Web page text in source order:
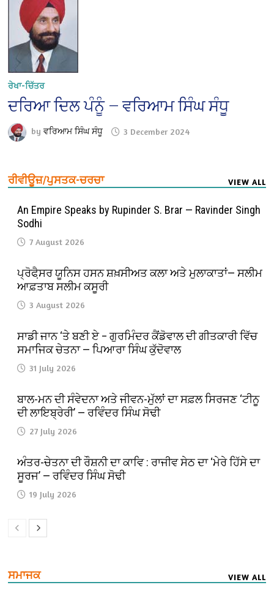
ਰੇਖਾ-ਚਿੱਤਰ
ਦਰਿਆ ਦਿਲ ਪੰਨੂੰ — ਵਰਿਆਮ ਸਿੰਘ ਸੰਧੂ
byਵਰਿਆਮ ਸਿੰਘ ਸੰਧੂ 3 December 2024
ਰੀਵੀਊਜ਼/ਪੁਸਤਕ-ਚਰਚਾ VIEW ALL
An Empire Speaks by Rupinder S. Brar — Ravinder Singh
Sodhi
7 August 2026
ਪ੍ਰੋਫੈ਼ਸਰ ਯੂਨਿਸ ਹਸਨ ਸ਼ਖ਼ਸੀਅਤ ਕਲਾ ਅਤੇ ਮੁਲਾਕਾਤਾਂ— ਸਲੀਮ
ਆਫ਼ਤਾਬ ਸਲੀਮ ਕਸੂਰੀ
3 August 2026
ਸਾਡੀ ਜਾਨ ‘ਤੇ ਬਣੀ ਏ – ਗੁਰਮਿੰਦਰ ਕੈਂਡੋਵਾਲ ਦੀ ਗੀਤਕਾਰੀ ਵਿੱਚ
ਸਮਾਜਿਕ ਚੇਤਨਾ — ਪਿਆਰਾ ਸਿੰਘ ਕੁੱਦੋਵਾਲ
31 July 2026
ਬਾਲ-ਮਨ ਦੀ ਸੰਵੇਦਨਾ ਅਤੇ ਜੀਵਨ-ਮੁੱਲਾਂ ਦਾ ਸਫ਼ਲ ਸਿਰਜਣ ‘ਟੀਨੂ
ਦੀ ਲਾਇਬ੍ਰੇਰੀ’ — ਰਵਿੰਦਰ ਸਿੰਘ ਸੋਢੀ
27 July 2026
ਅੰਤਰ-ਚੇਤਨਾ ਦੀ ਰੌਸ਼ਨੀ ਦਾ ਕਾਵਿ : ਰਾਜੀਵ ਸੇਠ ਦਾ ‘ਮੇਰੇ ਹਿੱਸੇ ਦਾ
ਸੂਰਜ’ — ਰਵਿੰਦਰ ਸਿੰਘ ਸੋਢੀ
19 July 2026
ਸਮਾਜਕ VIEW ALL